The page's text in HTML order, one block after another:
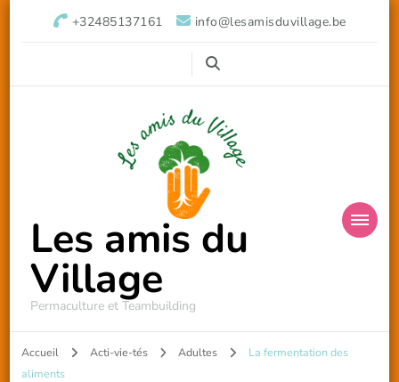
+32485137161 info@lesamisduvillage.be
Les amis du
Village
Permaculture et Teambuilding
Accueil Acti-vie-tés Adultes
La fermentation des
aliments